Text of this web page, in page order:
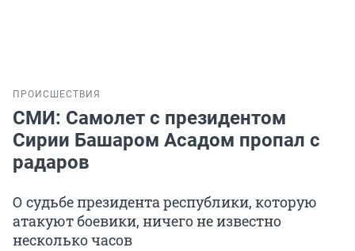
ПРОИСШЕСТВИЯ
СМИ: Самолет с президентом
Сирии Башаром Асадом пропал с
радаров
О судьбе президента республики, которую
атакуют боевики, ничего не известно
несколько часов